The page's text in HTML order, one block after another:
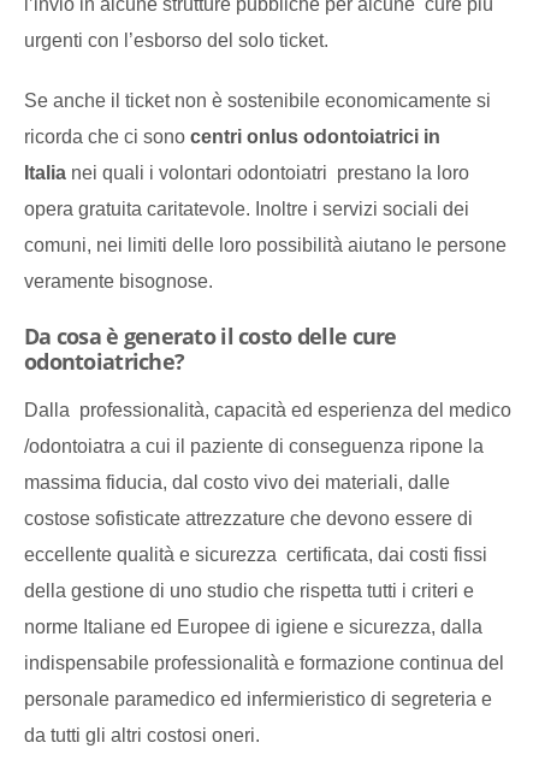
urgenti con l’esborso del solo ticket.
Se anche il ticket non è sostenibile economicamente si
ricorda che ci sono centri onlus odontoiatrici in
Italia nei quali i volontari odontoiatri prestano la loro
opera gratuita caritatevole. Inoltre i servizi sociali dei
comuni, nei limiti delle loro possibilità aiutano le persone
veramente bisognose.
Da cosa è generato il costo delle cure
odontoiatriche?
Dalla professionalità, capacità ed esperienza del medico
/odontoiatra a cui il paziente di conseguenza ripone la
massima fiducia, dal costo vivo dei materiali, dalle
costose sofisticate attrezzature che devono essere di
eccellente qualità e sicurezza certificata, dai costi fissi
della gestione di uno studio che rispetta tutti i criteri e
norme Italiane ed Europee di igiene e sicurezza, dalla
indispensabile professionalità e formazione continua del
personale paramedico ed infermieristico di segreteria e
da tutti gli altri costosi oneri.